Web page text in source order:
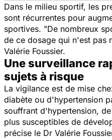
Dans le milieu sportif, les
sont récurrentes pour
sportives. "De nombreux
de ce dosage qui n'est pas
Valérie Foussier.
Une surveillance
sujets à risque
La vigilance est de mise
diabète ou d'hypertension
souffrant d'hypertension,
plus susceptibles de
précise le Dr Valérie